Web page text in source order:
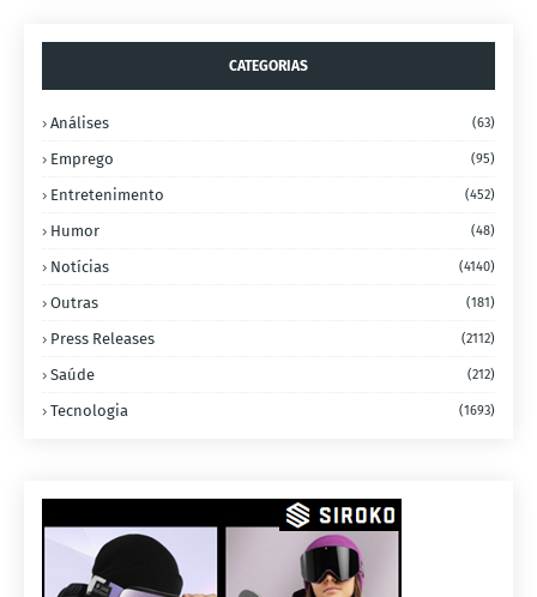
CATEGORIAS
Análises (63)
Emprego (95)
Entretenimento (452)
Humor (48)
Notícias (4140)
Outras (181)
Press Releases (2112)
Saúde (212)
Tecnologia (1693)